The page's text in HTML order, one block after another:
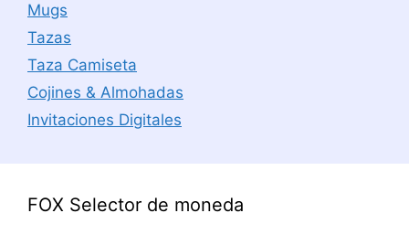
Mugs
Tazas
Taza Camiseta
Cojines & Almohadas
Invitaciones Digitales
FOX Selector de moneda